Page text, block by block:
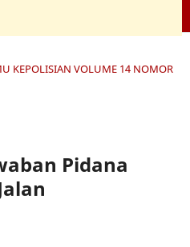
KEPOLISIAN VOLUME 14 NOMOR
Pidana